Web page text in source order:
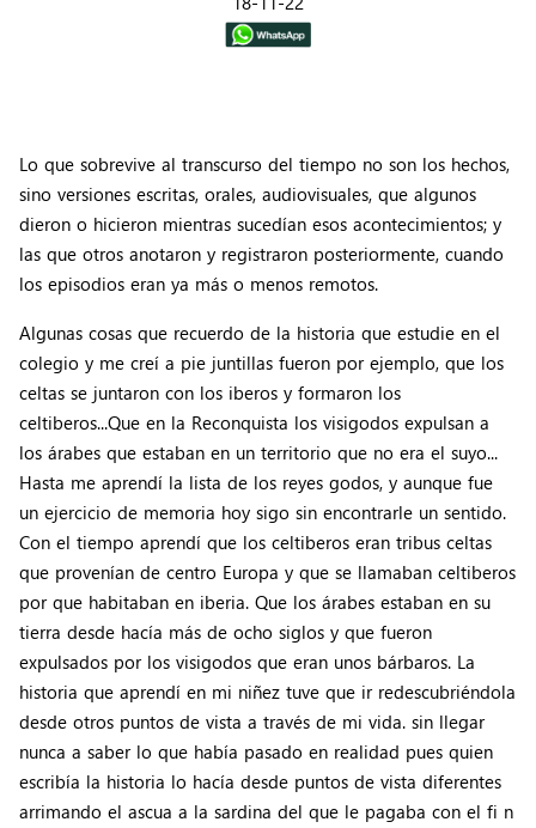
Lo que sobrevive al transcurso del tiempo no son los hechos,
sino versiones escritas, orales, audiovisuales, que algunos
dieron o hicieron mientras sucedían esos acontecimientos; y
las que otros anotaron y registraron posteriormente, cuando
los episodios eran ya más o menos remotos.
Algunas cosas que recuerdo de la historia que estudie en el
colegio y me creí a pie juntillas fueron por ejemplo, que los
celtas se juntaron con los iberos y formaron los
celtiberos...Que en la Reconquista los visigodos expulsan a
los árabes que estaban en un territorio que no era el suyo...
Hasta me aprendí la lista de los reyes godos, y aunque fue
un ejercicio de memoria hoy sigo sin encontrarle un sentido.
Con el tiempo aprendí que los celtiberos eran tribus celtas
que provenían de centro Europa y que se llamaban celtiberos
por que habitaban en iberia. Que los árabes estaban en su
tierra desde hacía más de ocho siglos y que fueron
expulsados por los visigodos que eran unos bárbaros. La
historia que aprendí en mi niñez tuve que ir redescubriéndola
desde otros puntos de vista a través de mi vida. sin llegar
nunca a saber lo que había pasado en realidad pues quien
escribía la historia lo hacía desde puntos de vista diferentes
arrimando el ascua a la sardina del que le pagaba con el fi n